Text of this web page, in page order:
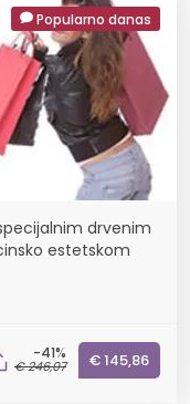
Popularno danas
drvenim
estetskom
-41%
€ 246,07 € 145,86